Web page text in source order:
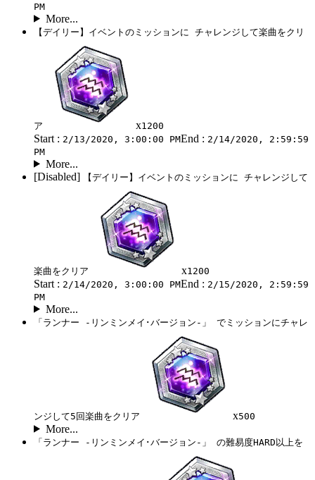
PM
More...
【デイリー】イベントのミッションに チャレンジして楽曲をクリ
ア x1200
Start : 2/13/2020, 3:00:00 PMEnd : 2/14/2020, 2:59:59
PM
More...
[Disabled]
【デイリー】イベントのミッションに チャレンジして
楽曲をクリア x1200
Start : 2/14/2020, 3:00:00 PMEnd : 2/15/2020, 2:59:59
PM
More...
「ランナー -リンミンメイ･バージョン-」 でミッションにチャレ
ンジして5回楽曲をクリア x500
More...
「ランナー -リンミンメイ･バージョン-」 の難易度HARD以上を